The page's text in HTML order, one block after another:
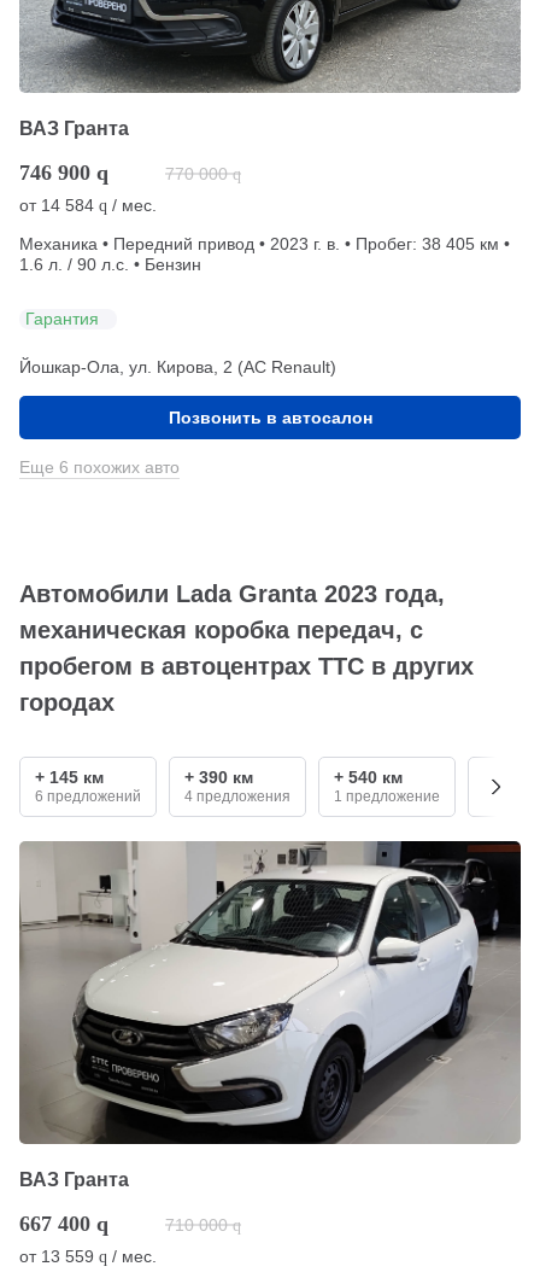
ВАЗ Гранта
746 900 q 770 000 q
от 14 584 q / мес.
Механика • Передний привод • 2023 г. в. • Пробег: 38 405 км •
1.6 л. / 90 л.с. • Бензин
Гарантия
Йошкар-Ола, ул. Кирова, 2 (АС Renault)
Позвонить в автосалон
Еще 6 похожих авто
Автомобили Lada Granta 2023 года,
механическая коробка передач, с
пробегом в автоцентрах ТТС в других
городах
+ 145 км
6 предложений
+ 390 км
4 предложения
+ 540 км
1 предложение
+ 680
11
ВАЗ Гранта
667 400 q 710 000 q
от 13 559 q / мес.